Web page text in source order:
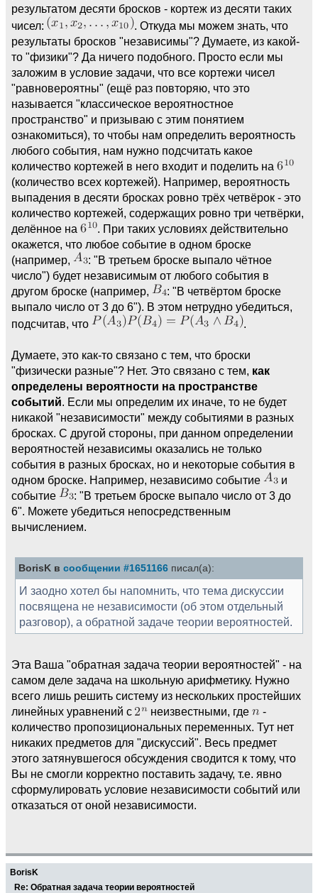
результатом десяти бросков - кортеж из десяти таких
чисел:
. Откуда мы можем знать, что
результаты бросков "независимы"? Думаете, из какой-
то "физики"? Да ничего подобного. Просто если мы
заложим в условие задачи, что все кортежи чисел
"равновероятны" (ещё раз повторяю, что это
называется "классическое вероятностное
пространство" и призываю с этим понятием
ознакомиться), то чтобы нам определить вероятность
любого события, нам нужно подсчитать какое
количество кортежей в него входит и поделить на
(количество всех кортежей). Например, вероятность
выпадения в десяти бросках ровно трёх четвёрок - это
количество кортежей, содержащих ровно три четвёрки,
делённое на
. При таких условиях действительно
окажется, что любое событие в одном броске
(например,
: "В третьем броске выпало чётное
число") будет независимым от любого события в
другом броске (например,
: "В четвёртом броске
выпало число от 3 до 6"). В этом нетрудно убедиться,
подсчитав, что
.
Думаете, это как-то связано с тем, что броски
"физически разные"? Нет. Это связано с тем, как
определены вероятности на пространстве
событий. Если мы определим их иначе, то не будет
никакой "независимости" между событиями в разных
бросках. С другой стороны, при данном определении
вероятностей независимы оказались не только
события в разных бросках, но и некоторые события в
одном броске. Например, независимо событие
и
событие
: "В третьем броске выпало число от 3 до
6". Можете убедиться непосредственным
вычислением.
BorisK в сообщении #1651166 писал(а):
И заодно хотел бы напомнить, что тема дискуссии
посвящена не независимости (об этом отдельный
разговор), а обратной задаче теории вероятностей.
Эта Ваша "обратная задача теории вероятностей" - на
самом деле задача на школьную арифметику. Нужно
всего лишь решить систему из нескольких простейших
линейных уравнений с
неизвестными, где
-
количество пропозициональных переменных. Тут нет
никаких предметов для "дискуссий". Весь предмет
этого затянувшегося обсуждения сводится к тому, что
Вы не смогли корректно поставить задачу, т.е. явно
сформулировать условие независимости событий или
отказаться от оной независимости.
BorisK
Re: Обратная задача теории вероятностей